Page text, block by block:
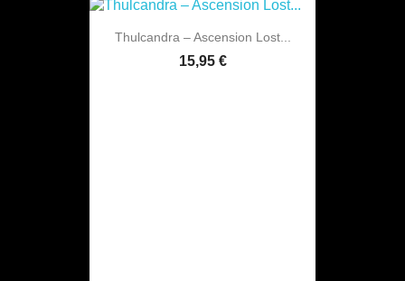
Thulcandra – Ascension Lost...
15,95 €